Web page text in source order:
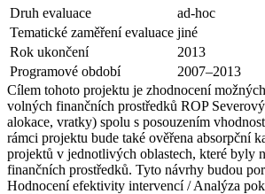
Druh evaluace
ad-hoc
Tematické zaměření evaluace jiné
Rok ukončení
2013
Programové období
2007–2013
Cílem tohoto projektu je zhodnocení
volných finančních prostředků ROP
alokace, vratky) spolu s posouzením
rámci projektu bude také ověřena absorpční
projektů v jednotlivých oblastech, které byly
finančních prostředků. Tyto návrhy budou
Hodnocení efektivity intervencí / Analýza